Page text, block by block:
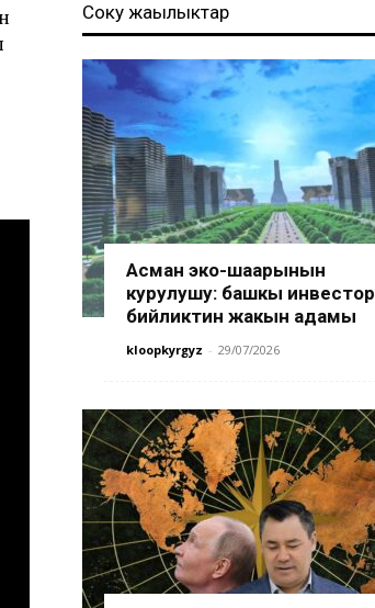
Соңку жаңылыктар
Асман эко-шаарынын
курулушу: башкы инвестор
бийликтин жакын адамы
kloopkyrgyz - 29/07/2026